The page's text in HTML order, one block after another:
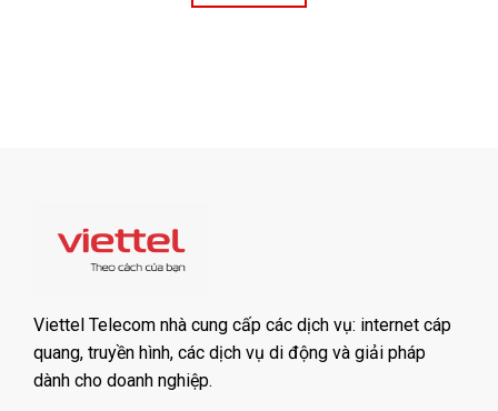
Viettel Telecom nhà cung cấp các dịch vụ: internet cáp
quang, truyền hình, các dịch vụ di động và giải pháp
dành cho doanh nghiệp.